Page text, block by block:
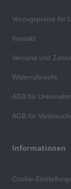
Vorzugspreise für
Kontakt
Versand und
Widerrufsrecht
AGB für
AGB für
Informationen
Cookie-